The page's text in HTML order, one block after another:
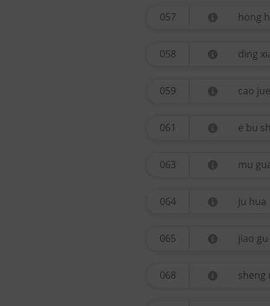
057 hong
058 ding
059 cao
061 e bu
063 mu
064 ju hua
065 jiao gu
068 sheng